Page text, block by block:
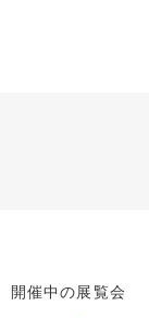
開催中の展覧会